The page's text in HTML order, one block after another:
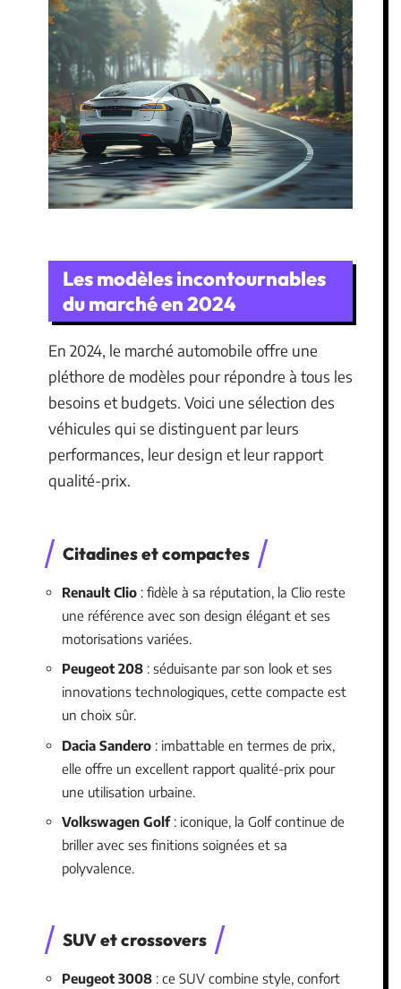
Les modèles incontournables
du marché en 2024
En 2024, le marché automobile offre une
pléthore de modèles pour répondre à tous les
besoins et budgets. Voici une sélection des
véhicules qui se distinguent par leurs
performances, leur design et leur rapport
qualité-prix.
Citadines et compactes
Renault Clio : fidèle à sa réputation, la Clio reste
une référence avec son design élégant et ses
motorisations variées.
Peugeot 208 : séduisante par son look et ses
innovations technologiques, cette compacte est
un choix sûr.
Dacia Sandero : imbattable en termes de prix,
elle offre un excellent rapport qualité-prix pour
une utilisation urbaine.
Volkswagen Golf: iconique, la Golf continue de
briller avec ses finitions soignées et sa
polyvalence.
SUV et crossovers
Peugeot 3008 : ce SUV combine style, confort